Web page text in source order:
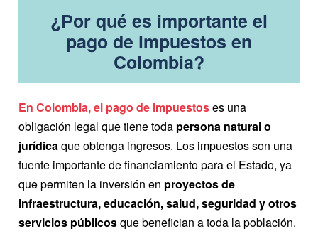
¿Por qué es importante el
pago de impuestos en
Colombia?
En Colombia, el pago de impuestoses una
obligación legal que tiene toda persona natural o
jurídicaque obtenga ingresos. Los impuestos son una
fuente importante de financiamiento para el Estado, ya
que permiten la inversión en proyectos de
infraestructura, educación, salud, seguridad y otros
servicios públicosque benefician a toda la población.